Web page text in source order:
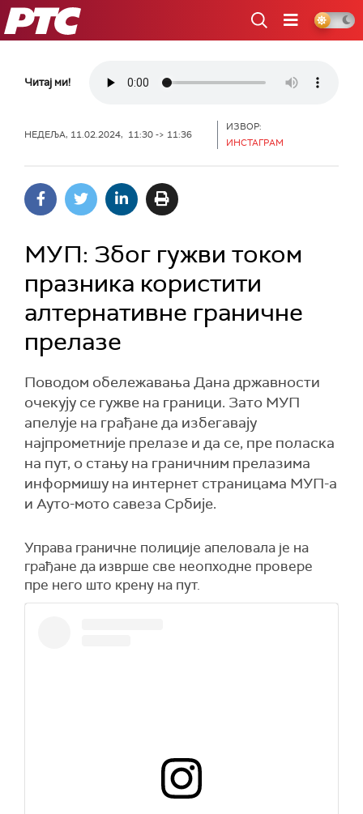
РТС
Читај ми!
НЕДЕЉА, 11.02.2024, 11:30 -> 11:36
ИЗВОР:
ИНСТАГРАМ
МУП: Због гужви током
празника користити
алтернативне граничне
прелазе
Поводом обележавања Дана државности
очекују се гужве на граници. Зато МУП
апелује на грађане да избегавају
најпрометније прелазе и да се, пре поласка
на пут, о стању на граничним прелазима
информишу на интернет страницама МУП-а
и Ауто-мото савеза Србије.
Управа граничне полиције апеловала је на
грађане да изврше све неопходне провере
пре него што крену на пут.